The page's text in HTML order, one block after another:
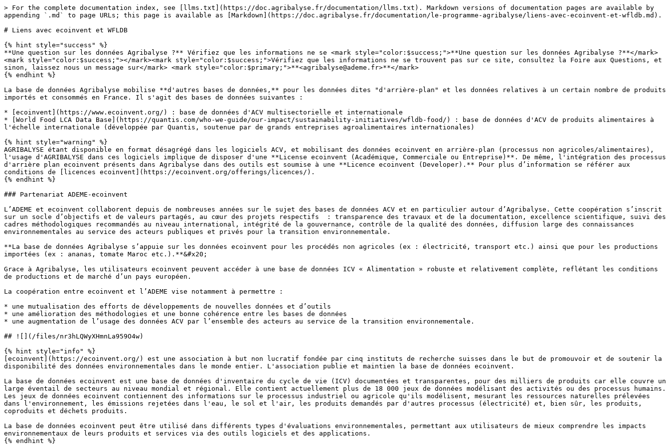
> For the complete documentation index, see [llms.txt](https://doc.agribalyse.fr/documentation/llms.txt). Markdown versions of documentation pages are available by
appending `.md` to page URLs; this page is available as [Markdown](https://doc.agribalyse.fr/documentation/le-programme-agribalyse/liens-avec-ecoinvent-et-wfldb.md).
# Liens avec ecoinvent et WFLDB
{% hint style="success" %}
**Une question sur les données Agribalyse ?** Vérifiez que les informations ne se <mark style="color:$success;">**Une question sur les données Agribalyse ?**</mark>
<mark style="color:$success;"></mark><mark style="color:$success;">Vérifiez que les informations ne se trouvent pas sur ce site, consultez la Foire aux Questions, et
sinon, laissez nous un message sur</mark> <mark style="color:$primary;">**<agribalyse@ademe.fr>**</mark>
{% endhint %}
La base de données Agribalyse mobilise **d'autres bases de données,** pour les données dites "d'arrière-plan" et les données relatives à un certain nombre de produits
importés et consommés en France. Il s'agit des bases de données suivantes :
* ​[ecoinvent](https://www.ecoinvent.org/) : base de données d'ACV multisectorielle et internationale
* ​[World Food LCA Data Base](https://quantis.com/who-we-guide/our-impact/sustainability-initiatives/wfldb-food/) : base de données d'ACV de produits alimentaires à
l'échelle internationale (développée par Quantis, soutenue par de grands entreprises agroalimentaires internationales)
{% hint style="warning" %}
AGRIBALYSE étant disponible en format désagrégé dans les logiciels ACV, et mobilisant des données ecoinvent en arrière-plan (processus non agricoles/alimentaires),
l'usage d'AGRIBALYSE dans ces logiciels implique de disposer d'une **License ecoinvent (Académique, Commerciale ou Entreprise)**. De même, l'intégration des processus
d'arrière plan ecoinvent présents dans Agribalyse dans des outils est soumise à une **Licence ecoinvent (Developer).** Pour plus d’information se référer aux
conditions de [licences ecoinvent](https://ecoinvent.org/offerings/licences/).
{% endhint %}
### Partenariat ADEME-ecoinvent
L’ADEME et ecoinvent collaborent depuis de nombreuses années sur le sujet des bases de données ACV et en particulier autour d’Agribalyse. Cette coopération s’inscrit
sur un socle d’objectifs et de valeurs partagés, au cœur des projets respectifs  : transparence des travaux et de la documentation, excellence scientifique, suivi des
cadres méthodologiques recommandés au niveau international, intégrité de la gouvernance, contrôle de la qualité des données, diffusion large des connaissances
environnementales au service des acteurs publiques et privés pour la transition environnementale.
**La base de données Agribalyse s’appuie sur les données ecoinvent pour les procédés non agricoles (ex : électricité, transport etc.) ainsi que pour les productions
importées (ex : ananas, tomate Maroc etc.).**&#x20;
Grace à Agribalyse, les utilisateurs ecoinvent peuvent accéder à une base de données ICV « Alimentation » robuste et relativement complète, reflétant les conditions
de productions et de marché d’un pays européen.
La coopération entre ecoinvent et l’ADEME vise notamment à permettre :
* une mutualisation des efforts de développements de nouvelles données et d’outils
* une amélioration des méthodologies et une bonne cohérence entre les bases de données
* une augmentation de l’usage des données ACV par l’ensemble des acteurs au service de la transition environnementale.
## ![](/files/nr3hLQWyXHmnLa959O4w)
{% hint style="info" %}
[ecoinvent](https://ecoinvent.org/) est une association à but non lucratif fondée par cinq instituts de recherche suisses dans le but de promouvoir et de soutenir la
disponibilité des données environnementales dans le monde entier. L'association publie et maintien la base de données ecoinvent.
La base de données ecoinvent est une base de données d'inventaire du cycle de vie (ICV) documentées et transparentes, pour des milliers de produits car elle couvre un
large éventail de secteurs au niveau mondial et régional. Elle contient actuellement plus de 18 000 jeux de données modélisant des activités ou des processus humains.
Les jeux de données ecoinvent contiennent des informations sur le processus industriel ou agricole qu'ils modélisent, mesurant les ressources naturelles prélevées
dans l'environnement, les émissions rejetées dans l'eau, le sol et l'air, les produits demandés par d'autres processus (électricité) et, bien sûr, les produits,
coproduits et déchets produits.
La base de données ecoinvent peut être utilisé dans différents types d'évaluations environnementales, permettant aux utilisateurs de mieux comprendre les impacts
environnementaux de leurs produits et services via des outils logiciels et des applications.
{% endhint %}